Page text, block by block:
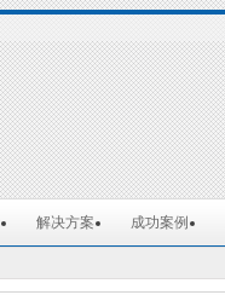
解决方案 成功案例